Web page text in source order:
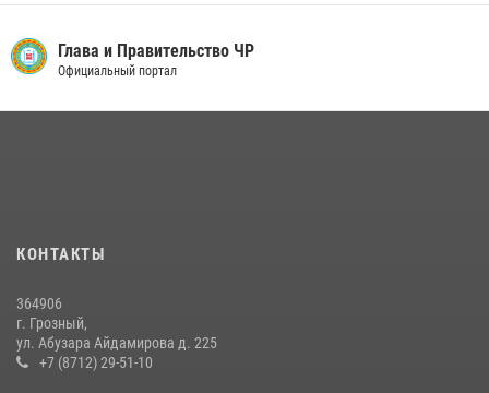
владельцев гражданского оружия об изменениях в
законодательстве
сослуживцев в зоне СВО
В Грозном Росгвардия обеспечила безопасность конно-спортивных
соревнований
Глава и Правительство ЧР
Официальный портал
КОНТАКТЫ
364906
г. Грозный,
ул. Абузара Айдамирова д. 225
+7 (8712) 29-51-10